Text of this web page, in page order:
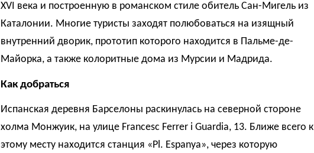
XVI века и построенную в романском стиле обитель Сан-Мигель из
Каталонии. Многие туристы заходят полюбоваться на изящный
внутренний дворик, прототип которого находится в Пальме-де-
Майорка, а также колоритные дома из Мурсии и Мадрида.
Как добраться
Испанская деревня Барселоны раскинулась на северной стороне
холма Монжуик, на улице Francesc Ferrer i Guardia, 13. Ближе всего к
этому месту находится станция «Pl. Espanya», через которую